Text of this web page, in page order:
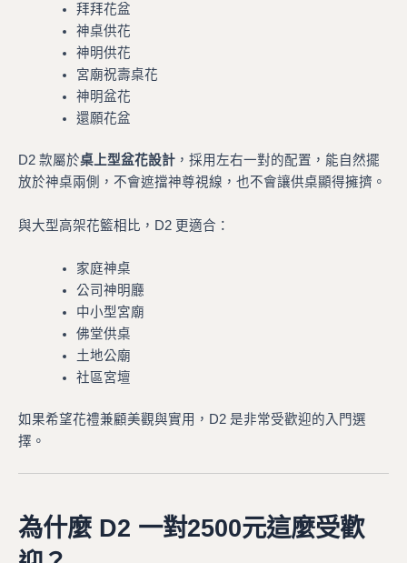
拜拜花盆
神桌供花
神明供花
宮廟祝壽桌花
神明盆花
還願花盆
D2 款屬於桌上型盆花設計 ，採用左右一對的配置，能自然擺
放於神桌兩側，不會遮擋神尊視線，也不會讓供桌顯得擁擠。
與大型高架花籃相比，D2 更適合：
家庭神桌
公司神明廳
中小型宮廟
佛堂供桌
土地公廟
社區宮壇
如果希望花禮兼顧美觀與實用，D2 是非常受歡迎的入門選
擇。
為什麼 D2 一對2500元這麼受歡